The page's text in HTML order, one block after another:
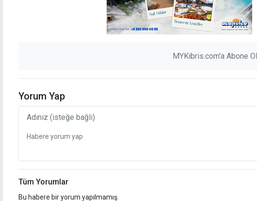
MYKibris.com'a Abone Ol
Yorum Yap
Tüm Yorumlar
Bu habere bir yorum yapılmamış.